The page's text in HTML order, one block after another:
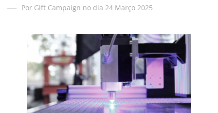
Por Gift Campaign no dia 24 Março 2025